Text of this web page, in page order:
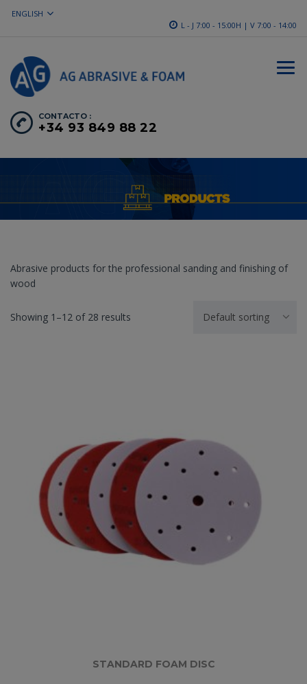
ENGLISH
L - J 7:00 - 15:00H | V 7:00 - 14:00
CONTACTO :
+34 93 849 88 22
Abrasive products for the professional sanding and finishing of
wood
Showing 1–12 of 28 results Default sorting
STANDARD FOAM DISC